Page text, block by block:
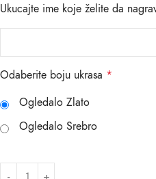
Ukucajte ime koje želite da
Odaberite boju ukrasa *
Ogledalo Zlato
Ogledalo Srebro